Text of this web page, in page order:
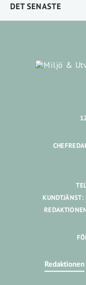
DET SENASTE
KUNDTJÄNST:
Redaktionen